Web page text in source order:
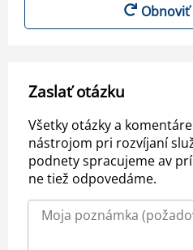
Zaslať otázku
Všetky otázky a
nástrojom pri rozvíjaní
podnety spracujeme av
ne tiež odpovedáme.